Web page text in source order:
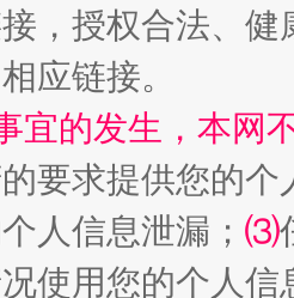
县开幕 规模
，授权合法、
应链接。
宜的发生，本网
要求提供您的个
人信息泄漏； ⑶
使用您的个人